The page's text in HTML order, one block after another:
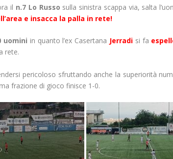
il n.7 Lo Russo sulla sinistra scappa via, salta
e insacca la palla in rete!
uomini in quanto l’ex Casertana Jerradi si fa
rete.
pericoloso sfruttando anche la superiorità
frazione di gioco finisce 1-0.